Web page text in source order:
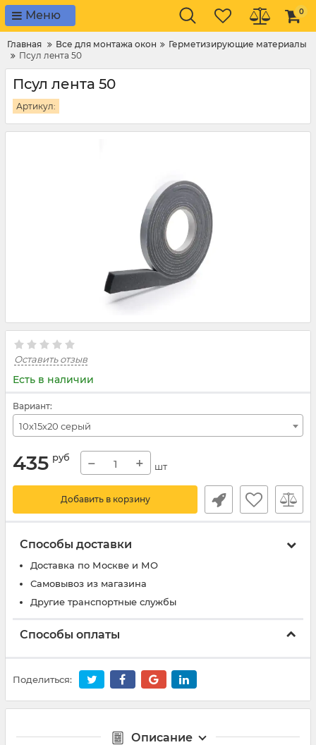
Меню 0
Главная Все для монтажа окон
Герметизирующие материалы
Псул лента 50
Псул лента 50
Артикул:
Оставить отзыв
Есть в наличии
Вариант:
10х15х20 серый
435 руб − + шт
Добавить в корзину
Способы доставки
Доставка по Москве и МО
Самовывоз из магазина
Другие транспортные службы
Способы оплаты
Поделиться:
Описание